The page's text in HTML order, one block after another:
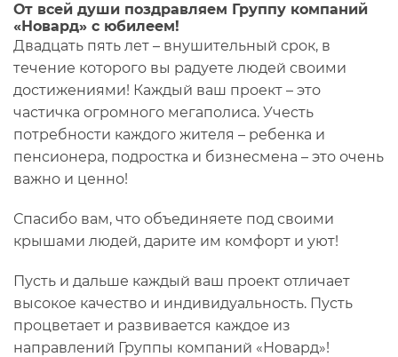
От всей души поздравляем Группу компаний
«Новард» с юбилеем!
Двадцать пять лет – внушительный срок, в
течение которого вы радуете людей своими
достижениями! Каждый ваш проект – это
частичка огромного мегаполиса. Учесть
потребности каждого жителя – ребенка и
пенсионера, подростка и бизнесмена – это очень
важно и ценно!
Спасибо вам, что объединяете под своими
крышами людей, дарите им комфорт и уют!
Пусть и дальше каждый ваш проект отличает
высокое качество и индивидуальность. Пусть
процветает и развивается каждое из
направлений Группы компаний «Новард»!